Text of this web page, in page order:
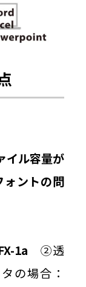
イル容量が
ォントの問
1a ②透
の場合：